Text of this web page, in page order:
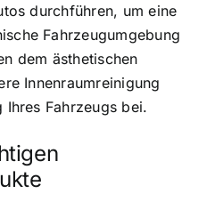
durchführen, um eine
Fahrzeugumgebung
dem ästhetischen
Innenraumreinigung
Fahrzeugs bei.